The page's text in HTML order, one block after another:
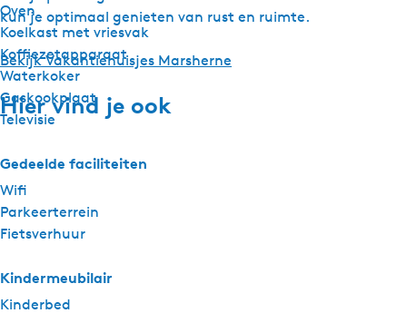
Oven
Koelkast met vriesvak
Koffiezetapparaat
Waterkoker
Gaskookplaat
Televisie
Gedeelde faciliteiten
Wifi
Parkeerterrein
Fietsverhuur
Kindermeubilair
Kinderbed
kun je optimaal genieten van rust en ruimte.
Bekijk Vakantiehuisjes Marsherne
Hier vind je ook